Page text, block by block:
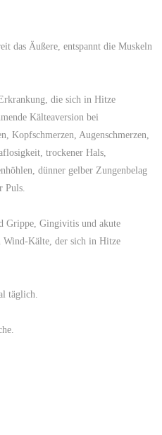
das Äußere, entspannt die Muskeln
die sich in Hitze
Kälteaversion bei
Kopfschmerzen, Augenschmerzen,
trockener Hals,
dünner gelber Zungenbelag
Puls.
Grippe, Gingivitis und akute
Wind-Kälte, der sich in Hitze
täglich.